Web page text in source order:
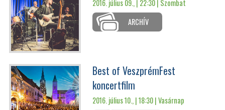
2016. július 09., | 22:30 | Szombat
ARCHÍV
Best of VeszprémFest
koncertfilm
2016. július 10., | 18:30 |Vasárnap